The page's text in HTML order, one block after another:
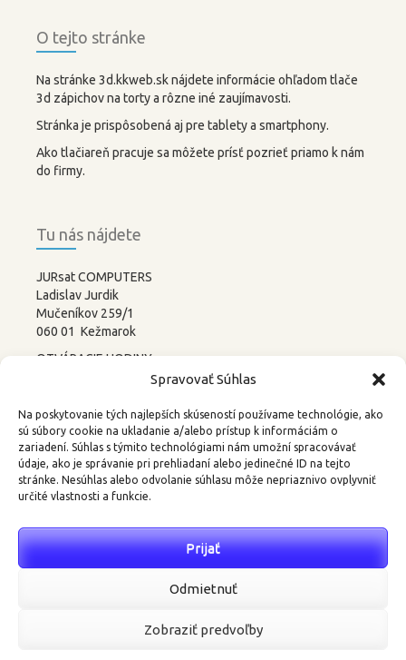
Spravovať Súhlas
Na poskytovanie tých najlepších skúseností používame technológie, ako
sú súbory cookie na ukladanie a/alebo prístup k informáciám o
zariadení. Súhlas s týmito technológiami nám umožní spracovávať
údaje, ako je správanie pri prehliadaní alebo jedinečné ID na tejto
stránke. Nesúhlas alebo odvolanie súhlasu môže nepriaznivo ovplyvniť
určité vlastnosti a funkcie.
Prijať
Odmietnuť
Zobraziť predvoľby
O tejto stránke
Na stránke 3d.kkweb.sk nájdete informácie ohľadom tlače
3d zápichov na torty a rôzne iné zaujímavosti.
Stránka je prispôsobená aj pre tablety a smartphony.
Ako tlačiareň pracuje sa môžete prísť pozrieť priamo k nám
do firmy.
Tu nás nájdete
JURsat COMPUTERS
Ladislav Jurdik
Mučeníkov 259/1
060 01 Kežmarok
OTVÁRACIE HODINY:
PONDELOK – PIATOK
SOBOTA – NEDEĽA
ZATVORENÉ
tel.: 052 4522367, 0905 219488
email:3d@kkweb.sk
Najnovšie komentáre